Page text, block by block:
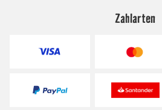
Zahlarten